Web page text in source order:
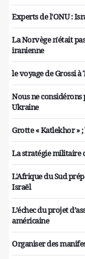
Experts de l'ONU :
La Norvège n'était
iranienne
le voyage de Grossi
Nous ne
Ukraine
Grotte « Katlekhor » ;
La stratégie militaire
L'Afrique du Sud
Israël
L’échec du projet
américaine
Organiser des